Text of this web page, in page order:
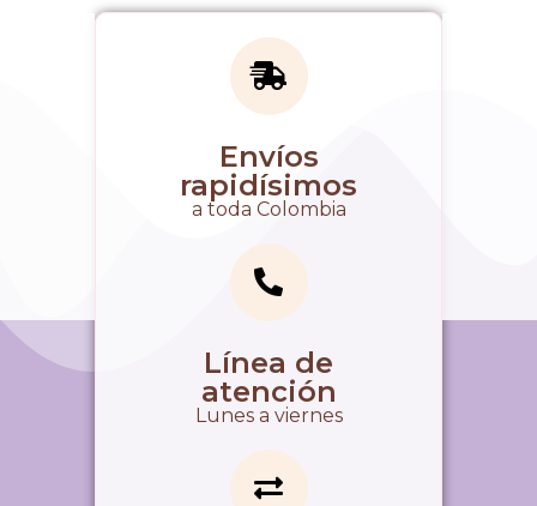
Envíos
rapidísimos
a toda Colombia
Línea de
atención
Lunes a viernes